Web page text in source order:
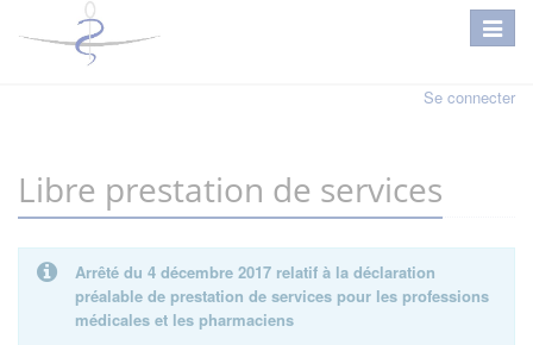
Se connecter
Libre prestation de services
Arrêté du 4 décembre 2017 relatif à la déclaration
préalable de prestation de services pour les professions
médicales et les pharmaciens